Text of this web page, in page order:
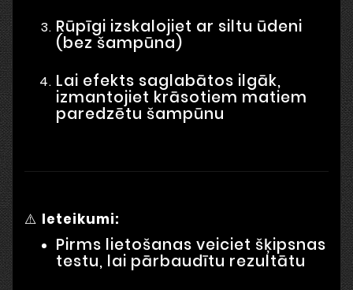
Rūpīgi izskalojiet ar siltu ūdeni
(bez šampūna)
Lai efekts saglabātos ilgāk,
izmantojiet krāsotiem matiem
paredzētu šampūnu
⚠️ Ieteikumi:
Pirms lietošanas veiciet šķipsnas
testu, lai pārbaudītu rezultātu